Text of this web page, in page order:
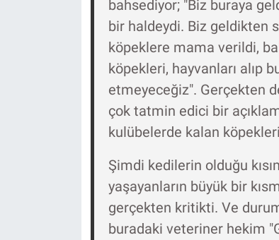
bahsediyor; "Biz buraya
bir haldeydi. Biz geldikten
köpeklere mama verildi,
köpekleri, hayvanları alıp
etmeyeceğiz". Gerçekten
çok tatmin edici bir
kulübelerde kalan
Şimdi kedilerin olduğu
yaşayanların büyük bir
gerçekten kritikti. Ve
buradaki veteriner hekim